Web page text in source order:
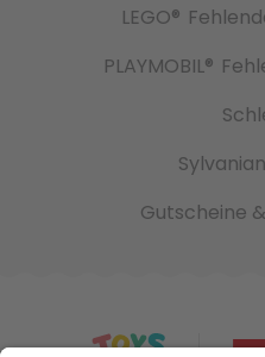
LEGO®
PLAYMOBIL®
Gutscheine